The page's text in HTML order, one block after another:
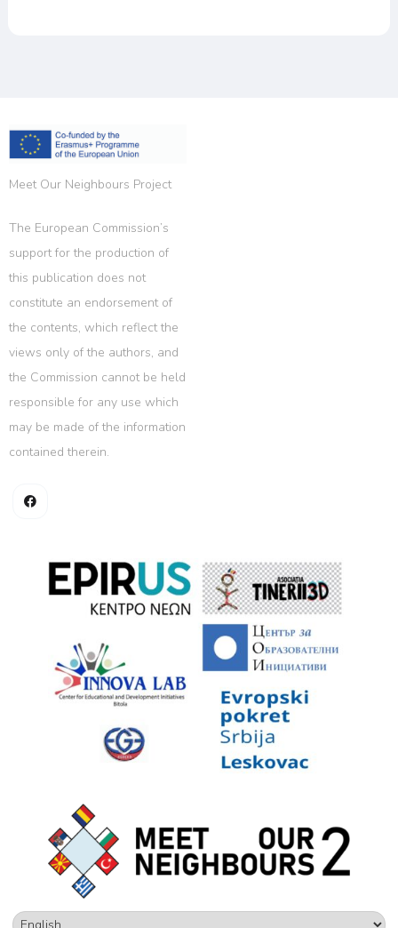
Meet Our Neighbours Project
The European Commission’s
support for the production of
this publication does not
constitute an endorsement of
the contents, which reflect the
views only of the authors, and
the Commission cannot be held
responsible for any use which
may be made of the information
contained therein.
Choose